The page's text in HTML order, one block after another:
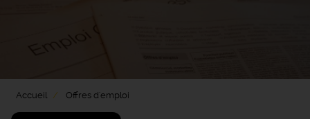
Accueil Offres d'emploi